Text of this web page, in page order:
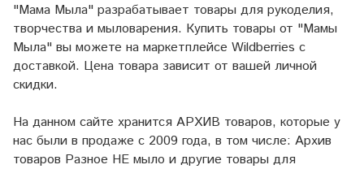
"Мама Мыла" разрабатывает товары для рукоделия,
творчества и мыловарения. Купить товары от "Мамы
Мыла" вы можете на маркетплейсе Wildberries с
доставкой. Цена товара зависит от вашей личной
скидки.
На данном сайте хранится АРХИВ товаров, которые у
нас были в продаже с 2009 года, в том числе: Архив
товаров Разное НЕ мыло и другие товары для